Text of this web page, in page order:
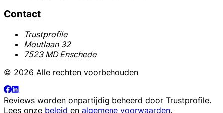
Contact
Trustprofile
Moutlaan 32
7523 MD Enschede
© 2026 Alle rechten voorbehouden
Reviews worden onpartijdig beheerd door Trustprofile.
Lees onze beleid en algemene voorwaarden.